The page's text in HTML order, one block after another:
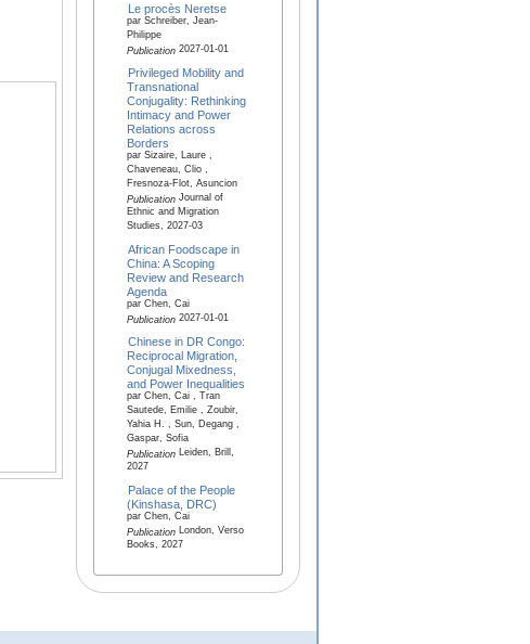
Le procès Neretse
par Schreiber, Jean-
Philippe
Publication2027-01-01
Privileged Mobility and
Transnational
Conjugality: Rethinking
Intimacy and Power
Relations across
Borders
par Sizaire, Laure ,
Chaveneau, Clio ,
Fresnoza-Flot, Asuncion
PublicationJournal of
Ethnic and Migration
Studies, 2027-03
African Foodscape in
China: A Scoping
Review and Research
Agenda
par Chen, Cai
Publication2027-01-01
Chinese in DR Congo:
Reciprocal Migration,
Conjugal Mixedness,
and Power Inequalities
par Chen, Cai , Tran
Sautede, Emilie , Zoubir,
Yahia H. , Sun, Degang ,
Gaspar, Sofia
PublicationLeiden, Brill,
2027
Palace of the People
(Kinshasa, DRC)
par Chen, Cai
PublicationLondon, Verso
Books, 2027